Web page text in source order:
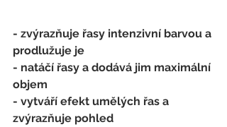
- zvýrazňuje řasy intenzivní barvou a
prodlužuje je
- natáčí řasy a dodává jim maximální
objem
- vytváří efekt umělých řas a
zvýrazňuje pohled